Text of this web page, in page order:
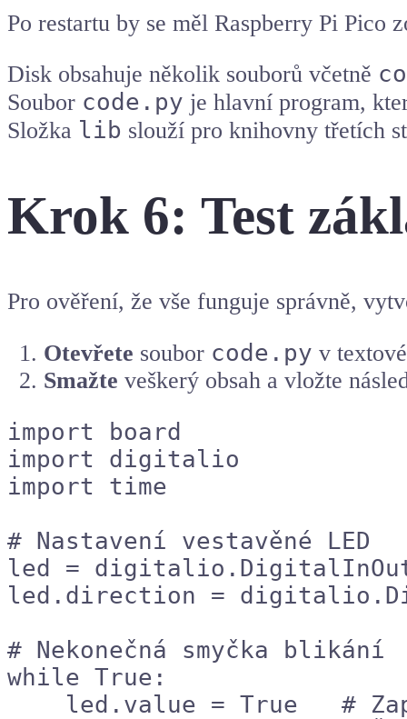
Po restartu by se měl Raspberry Pi
Disk obsahuje několik souborů včetně
Soubor code.py je hlavní program,
Složka lib slouží pro knihovny třetích
Krok 6: Test
Pro ověření, že vše funguje správně,
Otevřete soubor code.py v
Smažte veškerý obsah a vložte
import board
import digitalio
import time
# Nastavení vestavěné LED
led =
led.direction =
# Nekonečná smyčka blikání
while True: